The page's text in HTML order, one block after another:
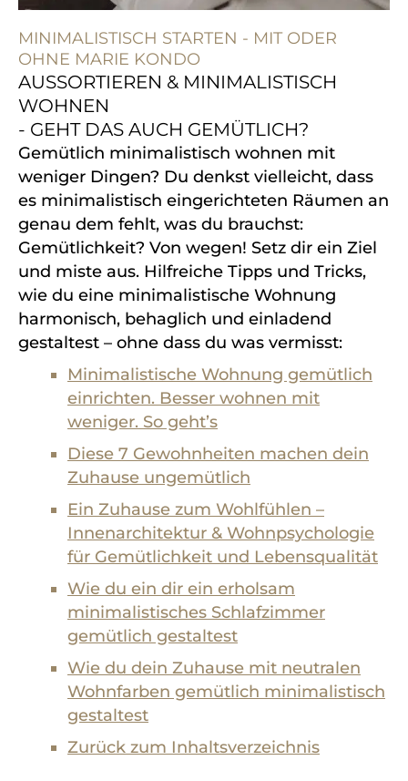
MINIMALISTISCH STARTEN - MIT ODER
OHNE MARIE KONDO
AUSSORTIEREN & MINIMALISTISCH
WOHNEN
- GEHT DAS AUCH GEMÜTLICH?
Gemütlich minimalistisch wohnen mit
weniger Dingen? Du denkst vielleicht, dass
es minimalistisch eingerichteten Räumen an
genau dem fehlt, was du brauchst:
Gemütlichkeit? Von wegen! Setz dir ein Ziel
und miste aus. Hilfreiche Tipps und Tricks,
wie du eine minimalistische Wohnung
harmonisch, behaglich und einladend
gestaltest – ohne dass du was vermisst:
Minimalistische Wohnung gemütlich
einrichten. Besser wohnen mit
weniger. So geht’s
Diese 7 Gewohnheiten machen dein
Zuhause ungemütlich
Ein Zuhause zum Wohlfühlen –
Innenarchitektur & Wohnpsychologie
für Gemütlichkeit und Lebensqualität
Wie du ein dir ein erholsam
minimalistisches Schlafzimmer
gemütlich gestaltest
Wie du dein Zuhause mit neutralen
Wohnfarben gemütlich minimalistisch
gestaltest
Zurück zum Inhaltsverzeichnis